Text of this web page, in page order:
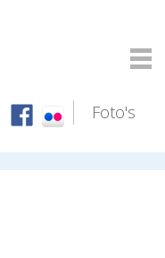
Foto's